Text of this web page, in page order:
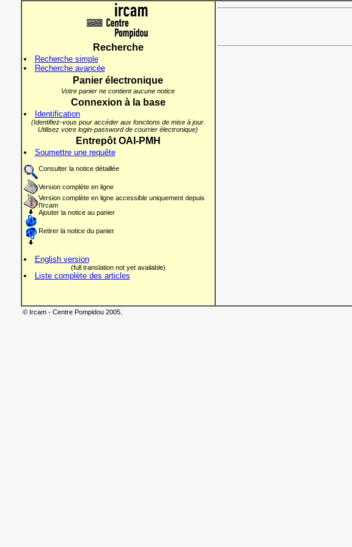
Recherche
Recherche simple
Recherche avancée
Panier électronique
Votre panier ne contient aucune notice
Connexion à la base
Identification
(Identifiez-vous pour accéder aux fonctions de mise à jour.
Utilisez votre login-password de courrier électronique)
Entrepôt OAI-PMH
Soumettre une requête
Consulter la notice détaillée
Version complète en ligne
Version complète en ligne accessible uniquement depuis
l'Ircam
Ajouter la notice au panier
Retirer la notice du panier
English version
(full translation not yet available)
Liste complète des articles
© Ircam - Centre Pompidou 2005.